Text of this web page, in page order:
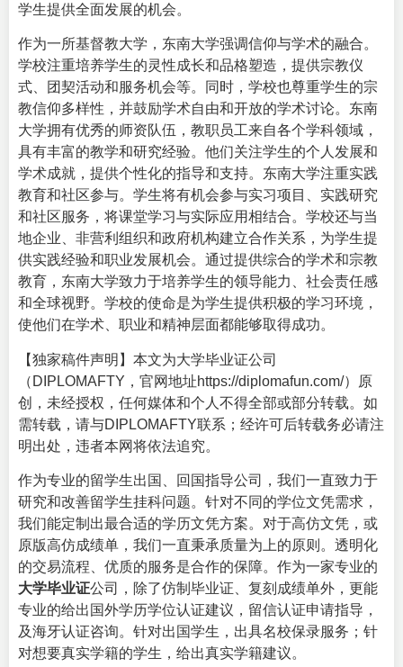
学生提供全面发展的机会。
作为一所基督教大学，东南大学强调信仰与学术的融合。
学校注重培养学生的灵性成长和品格塑造，提供宗教仪
式、团契活动和服务机会等。同时，学校也尊重学生的宗
教信仰多样性，并鼓励学术自由和开放的学术讨论。东南
大学拥有优秀的师资队伍，教职员工来自各个学科领域，
具有丰富的教学和研究经验。他们关注学生的个人发展和
学术成就，提供个性化的指导和支持。东南大学注重实践
教育和社区参与。学生将有机会参与实习项目、实践研究
和社区服务，将课堂学习与实际应用相结合。学校还与当
地企业、非营利组织和政府机构建立合作关系，为学生提
供实践经验和职业发展机会。通过提供综合的学术和宗教
教育，东南大学致力于培养学生的领导能力、社会责任感
和全球视野。学校的使命是为学生提供积极的学习环境，
使他们在学术、职业和精神层面都能够取得成功。
【独家稿件声明】本文为大学毕业证公司
（DIPLOMAFTY，官网地址https://diplomafun.com/）原
创，未经授权，任何媒体和个人不得全部或部分转载。如
需转载，请与DIPLOMAFTY联系；经许可后转载务必请注
明出处，违者本网将依法追究。
作为专业的留学生出国、回国指导公司，我们一直致力于
研究和改善留学生挂科问题。针对不同的学位文凭需求，
我们能定制出最合适的学历文凭方案。对于高仿文凭，或
原版高仿成绩单，我们一直秉承质量为上的原则。透明化
的交易流程、优质的服务是合作的保障。作为一家专业的
大学毕业证公司，除了仿制毕业证、复刻成绩单外，更能
专业的给出国外学历学位认证建议，留信认证申请指导，
及海牙认证咨询。针对出国学生，出具名校保录服务；针
对想要真实学籍的学生，给出真实学籍建议。